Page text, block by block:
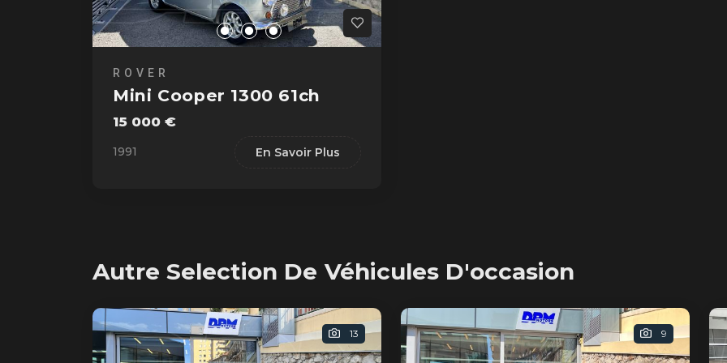
ROVER
Mini Cooper 1300 61ch
15 000 €
1991 En Savoir Plus
Autre Selection De Véhicules D'occasion
13 9